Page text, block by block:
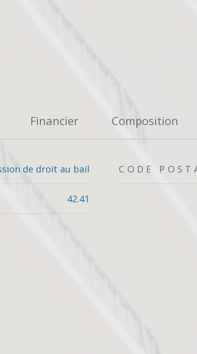
Financier Composition
de droit au bail CODE
42.41